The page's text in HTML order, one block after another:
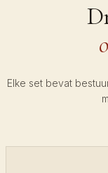
Elke set bevat